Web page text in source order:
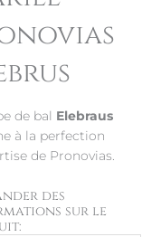
de bal Elebraus
à la perfection
de Pronovias.
des
sur le